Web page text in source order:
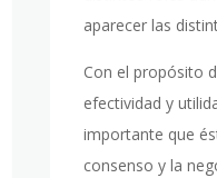
aparecer las
Con el propósito
efectividad y
importante que
consenso y la